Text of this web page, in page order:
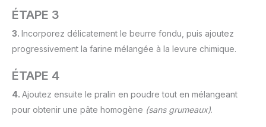
ÉTAPE 3
3. Incorporez délicatement le beurre fondu, puis ajoutez
progressivement la farine mélangée à la levure chimique.
ÉTAPE 4
4. Ajoutez ensuite le pralin en poudre tout en mélangeant
pour obtenir une pâte homogène (sans grumeaux).